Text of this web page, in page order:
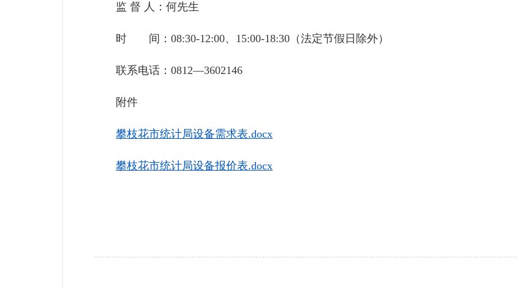
监 督 人：何先生
时 间：08:30-12:00、15:00-18:30（法定节假日除外）
联系电话：0812—3602146
附件
攀枝花市统计局设备需求表.docx
攀枝花市统计局设备报价表.docx